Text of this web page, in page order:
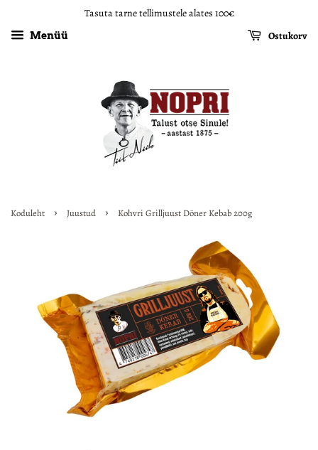
Tasuta tarne tellimustele alates 100€
Menüü Ostukorv
Koduleht › Juustud › Kohvri Grilljuust Döner Kebab 200g